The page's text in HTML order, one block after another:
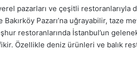
pazarları ve çeşitli restoranlarıyla
Bakırköy Pazarı’na uğrayabilir, taze
restoranlarında İstanbul’un
Özellikle deniz ürünleri ve balık